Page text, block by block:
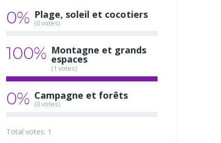
0% Plage, soleil et cocotiers
(0 votes)
100% Montagne et grands
espaces
(1 votes)
0% Campagne et forêts
(0 votes)
Total votes: 1